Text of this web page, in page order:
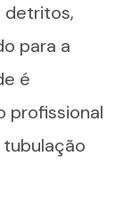
detritos,
para a
é
profissional